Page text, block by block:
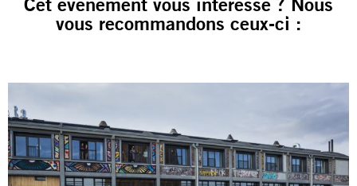
Cet événement vous intéresse ? Nous
vous recommandons ceux-ci :